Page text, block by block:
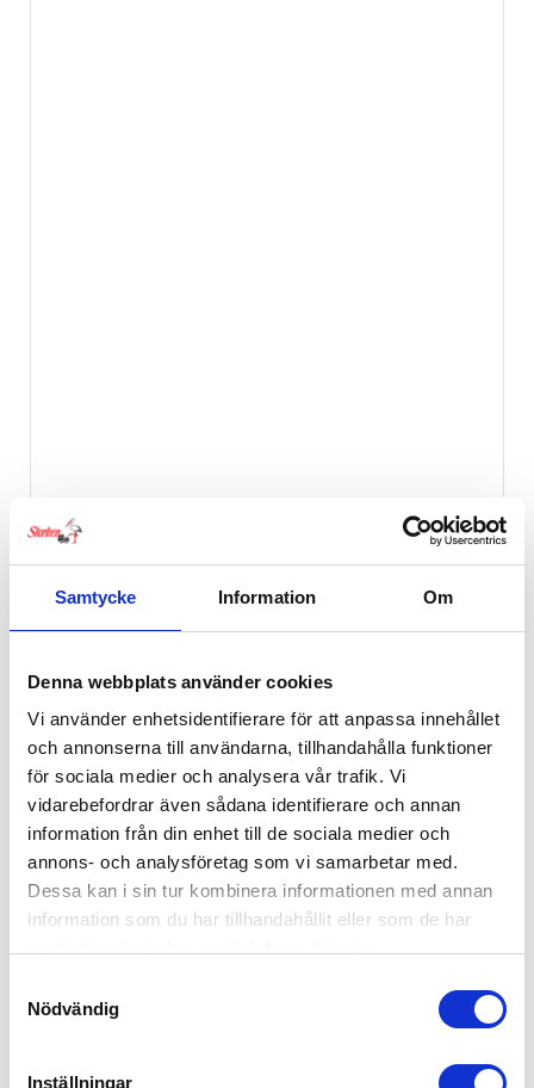
Samtycke Information Om
Denna webbplats använder cookies
Vi använder enhetsidentifierare för att anpassa innehållet
och annonserna till användarna, tillhandahålla funktioner
för sociala medier och analysera vår trafik. Vi
vidarebefordrar även sådana identifierare och annan
information från din enhet till de sociala medier och
annons- och analysföretag som vi samarbetar med.
Dessa kan i sin tur kombinera informationen med annan
information som du har tillhandahållit eller som de har
Nödvändig
Inställningar
Rätt Start Servis Elsa Beskow Blomsterbarn